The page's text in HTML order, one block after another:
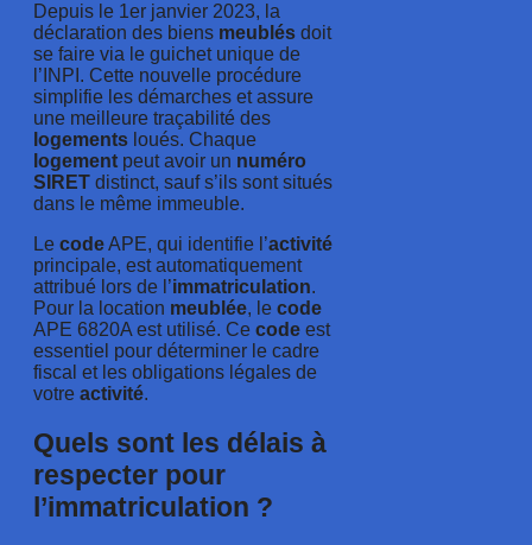
Depuis le 1er janvier 2023, la
déclaration des biens meublés doit
se faire via le guichet unique de
l’INPI. Cette nouvelle procédure
simplifie les démarches et assure
une meilleure traçabilité des
logements loués. Chaque
logement peut avoir un numéro
SIRET distinct, sauf s’ils sont situés
dans le même immeuble.
Le codeAPE, qui identifie l’activité
principale, est automatiquement
attribué lors de l’immatriculation.
Pour la location meublée, le code
APE 6820A est utilisé. Ce code est
essentiel pour déterminer le cadre
fiscal et les obligations légales de
votre activité.
Quels sont les délais à
respecter pour
l’immatriculation ?